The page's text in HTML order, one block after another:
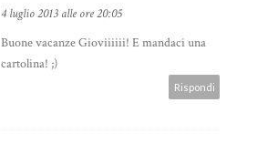
4 luglio 2013 alle ore 20:05
Buone vacanze Gioviiiiii! E mandaci una
cartolina! ;)
Rispondi